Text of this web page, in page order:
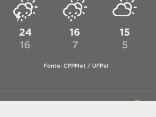
24
16
16
7
15
5
Fonte: CPPMet / UFPel